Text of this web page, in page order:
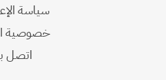
سياسة
خصوصية
اتصل